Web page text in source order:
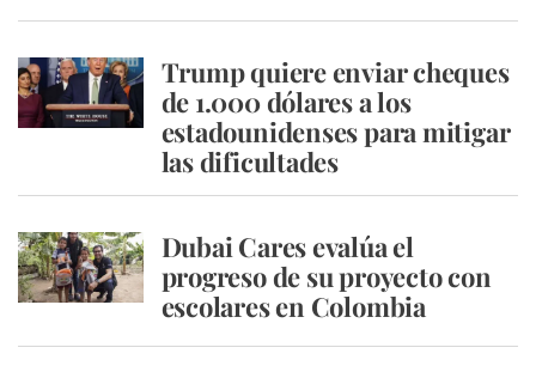
Trump quiere enviar cheques
de 1.000 dólares a los
estadounidenses para mitigar
las dificultades
Dubai Cares evalúa el
progreso de su proyecto con
escolares en Colombia